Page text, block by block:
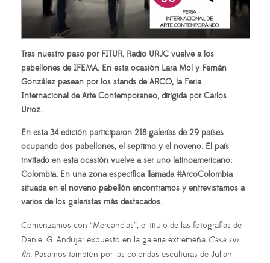
Tras nuestro paso por FITUR, Radio URJC vuelve a los
pabellones de IFEMA. En esta ocasión Lara Mol y Fernán
González pasean por los stands de ARCO, la Feria
Internacional de Arte Contemporaneo, dirigida por Carlos
Urroz.
En esta 34 edición participaron 218 galerías de 29 países
ocupando dos pabellones, el séptimo y el noveno. El país
invitado en esta ocasión vuelve a ser uno latinoamericano:
Colombia. En una zona especifica llamada #ArcoColombia
situada en el noveno pabellón encontramos y entrevistamos a
varios de los galeristas más destacados.
Comenzamos con “Mercancias”, el titulo de las fotografías de
Daniel G. Andujar expuesto en la galeria extremeña Casa sin
fin. Pasamos también por las coloridas esculturas de Julian